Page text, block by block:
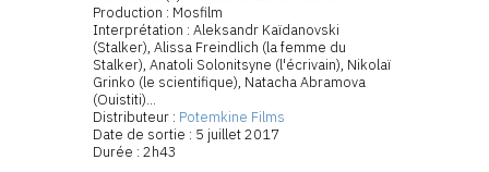
Production : Mosfilm
Interprétation : Aleksandr Kaïdanovski
(Stalker), Alissa Freindlich (la femme du
Stalker), Anatoli Solonitsyne (l'écrivain), Nikolaï
Grinko (le scientifique), Natacha Abramova
(Ouistiti)...
Distributeur : Potemkine Films
Date de sortie : 5 juillet 2017
Durée : 2h43